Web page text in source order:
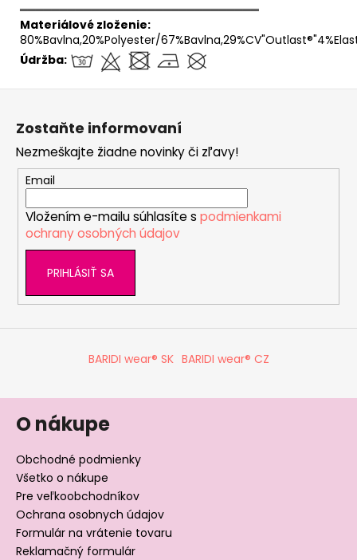
══════════════════════════════
Materiálové zloženie:
80%Bavlna,20%Polyester/
Údržba:
Zostaňte informovaní
Nezmeškajte žiadne novinky či zľavy!
Email
Vložením e-mailu súhlasíte s podmienkami
ochrany osobných údajov
PRIHLÁSIŤ SA
BARIDI wear® SK BARIDI wear® CZ
O nákupe
Obchodné podmienky
Všetko o nákupe
Pre veľkoobchodníkov
Ochrana osobnych údajov
Formulár na vrátenie tovaru
Reklamačný formulár